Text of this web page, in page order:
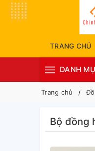
TRANG CHỦ
DANH
Trang chủ
Bộ đồng